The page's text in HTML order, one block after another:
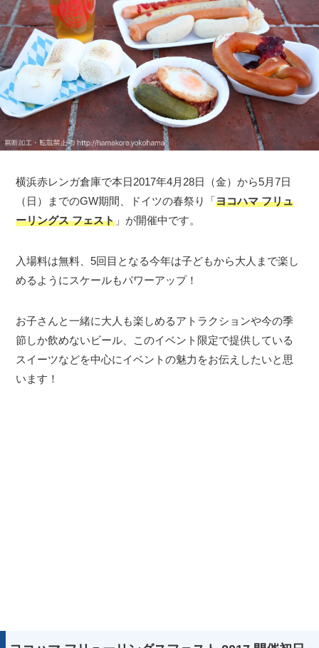
横浜赤レンガ倉庫で本日2017年4月28日（金）から5月7日
（日）までのGW期間、ドイツの春祭り「ヨコハマ フリュ
ーリングス フェスト 」が開催中です。
入場料は無料、5回目となる今年は子どもから大人まで楽し
めるようにスケールもパワーアップ！
お子さんと一緒に大人も楽しめるアトラクションや今の季
節しか飲めないビール、このイベント限定で提供している
スイーツなどを中心にイベントの魅力をお伝えしたいと思
います！